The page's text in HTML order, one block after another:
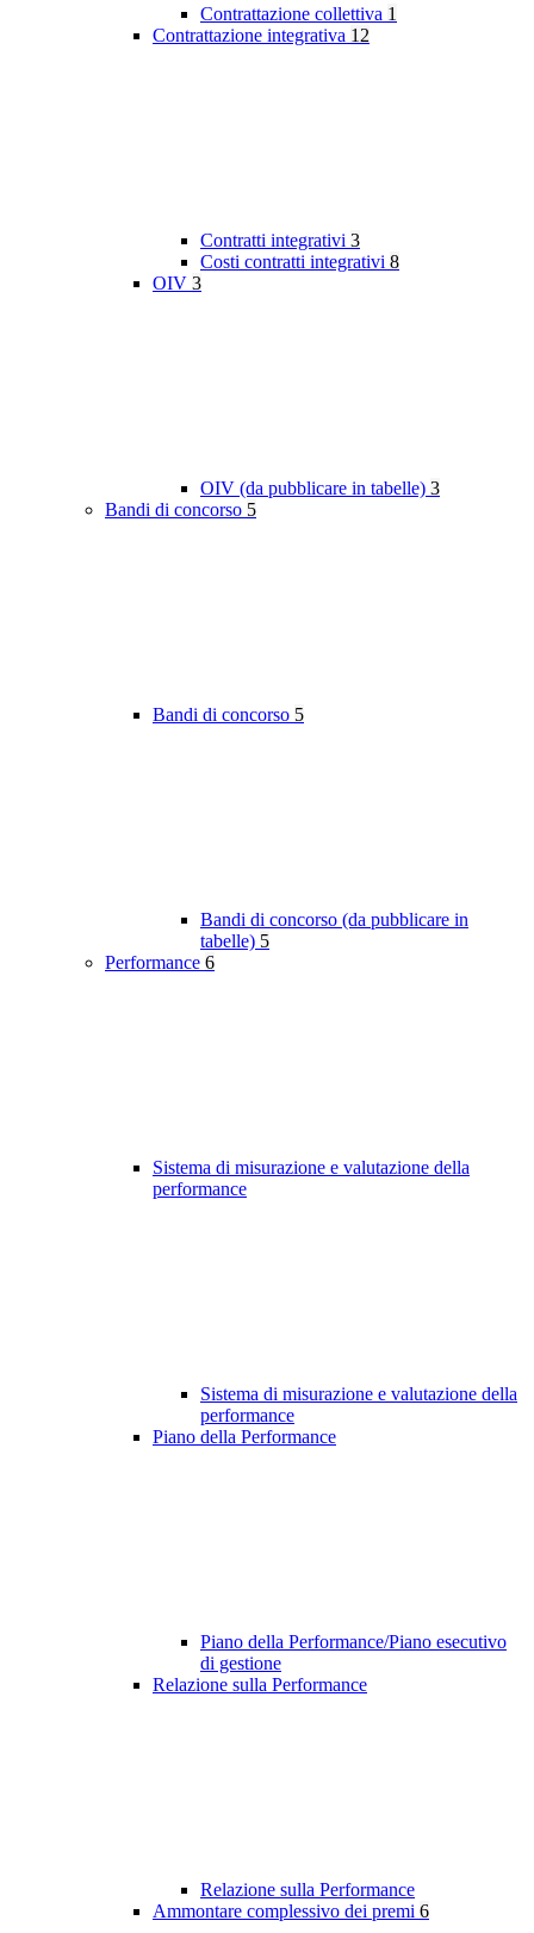
Contrattazione collettiva 1
Contrattazione integrativa 12
Contratti integrativi 3
Costi contratti integrativi 8
OIV 3
OIV (da pubblicare in tabelle) 3
Bandi di concorso 5
Bandi di concorso 5
Bandi di concorso (da pubblicare in
tabelle) 5
Performance 6
Sistema di misurazione e valutazione della
performance
Sistema di misurazione e valutazione della
performance
Piano della Performance
Piano della Performance/Piano esecutivo
di gestione
Relazione sulla Performance
Relazione sulla Performance
Ammontare complessivo dei premi 6